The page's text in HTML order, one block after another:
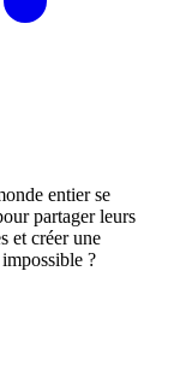
entier se
partager leurs
et créer une
?